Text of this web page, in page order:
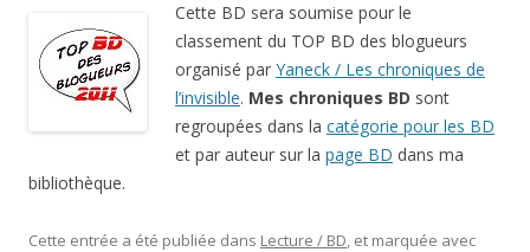
Cette BD sera soumise pour le
classement du TOP BD des blogueurs
organisé par Yaneck / Les chroniques de
l’invisible. Mes chroniques BD sont
regroupées dans la catégorie pour les BD
et par auteur sur la page BD dans ma
bibliothèque.
Cette entrée a été publiée dans Lecture / BD, et marquée avec